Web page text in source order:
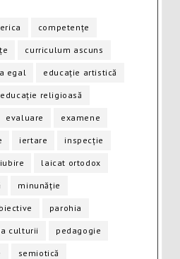
competențe
curriculum ascuns
egal educație artistică
educație religioasă
evaluare examene
iertare inspecție
iubire laicat ortodox
minunăție
parohia
culturii pedagogie
semiotică